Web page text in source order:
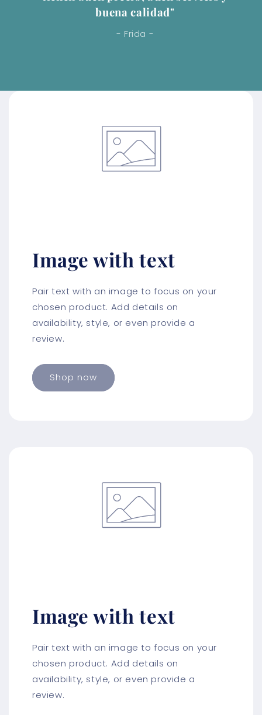
buena calidad"
- Frida -
Image with text
Pair text with an image to focus on your
chosen product. Add details on
availability, style, or even provide a
review.
Shop now
Image with text
Pair text with an image to focus on your
chosen product. Add details on
availability, style, or even provide a
review.